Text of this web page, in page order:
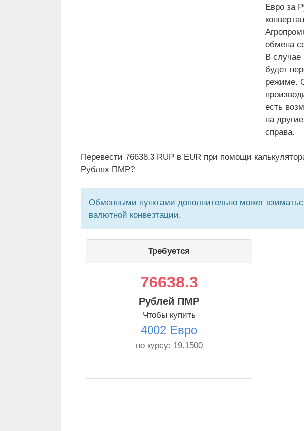
Евро за
обмена
В случае
будет
режиме.
есть
на
справа.
Перевести 76638.3 RUP в EUR при помощи
Рублях ПМР?
Обменными пунктами дополнительно может
валютной конвертации.
Требуется
76638.3
Рублей ПМР
Чтобы купить
4002 Евро
по курсу: 19.1500